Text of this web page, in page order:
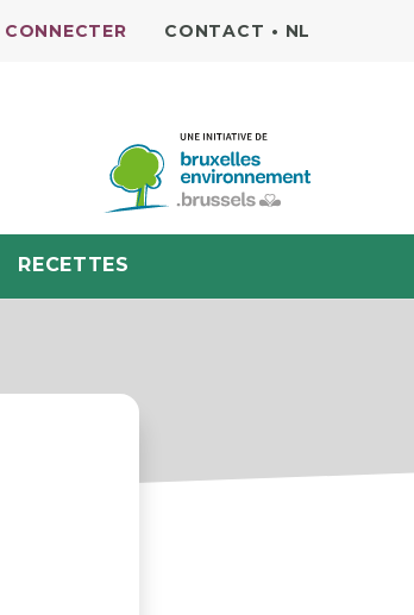
CONNECTER CONTACT • NL
RECETTES